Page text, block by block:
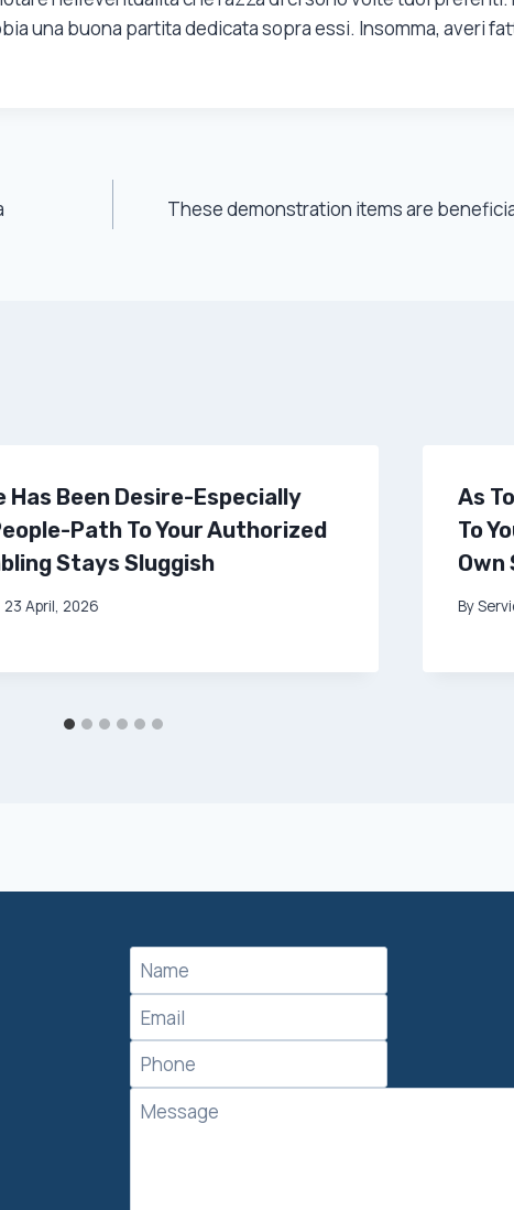
una buona partita dedicata sopra essi. Insomma, averi
These demonstration items are
Has Been Desire-Especially
Path To Your Authorized
Stays Sluggish
23 April, 2026
As
To
Own
By